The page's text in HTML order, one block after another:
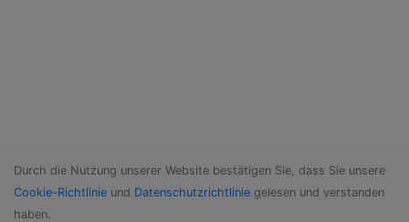
Durch die Nutzung unserer Website bestätigen Sie, dass Sie unsere
Cookie-Richtlinie und Datenschutzrichtlinie gelesen und verstanden
haben.